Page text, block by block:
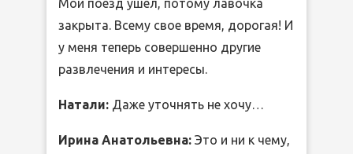
Мой поезд ушел, потому лавочка
закрыта. Всему свое время, дорогая! И
у меня теперь совершенно другие
развлечения и интересы.
Натали: Даже уточнять не хочу…
Ирина Анатольевна: Это и ни к чему,